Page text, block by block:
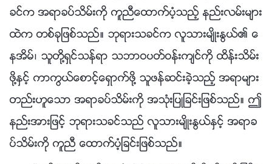
ခင္က အရာခပ္သိမ္းကို ကူညီေထာက္ပံ့သည့္ နည္းလမ္းမ်ား
ထဲက တစ္ခုျဖစ္သည္။ ဘုရားသခင္က လူသားမ်ိဳးႏြယ္၏ ေ
နအိမ္၊ သူတို႔ရွင္သန္ရာ သဘာဝပတ္ဝန္းက်င္ကို ထိန္းသိမ္း
ဖို႔ႏွင့္ ကာကြယ္ေစာင့္ေရွာက္ဖို႔ သူဖန္ဆင္းခဲ့သည့္ အရာမ်ား
တည္းဟူေသာ အရာခပ္သိမ္းကို အသုံးျပဳျခင္းျဖစ္သည္။ ဤ
နည္းအားျဖင့္ ဘုရားသခင္သည္ လူသားမ်ိဳးႏြယ္ႏွင့္ အရာခ
ပ္သိမ္းကို ကူညီ ေထာက္ပံ့ျခင္းျဖစ္သည္။